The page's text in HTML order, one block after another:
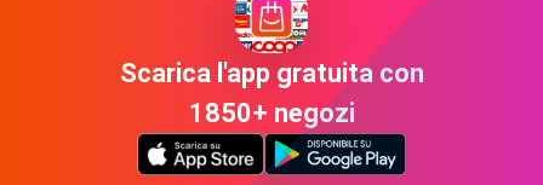
Scarica l'app gratuita con
1850+ negozi